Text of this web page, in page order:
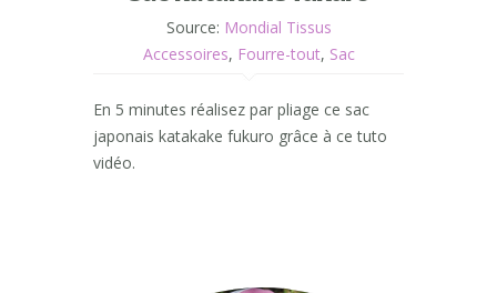
Source: Mondial Tissus
Accessoires, Fourre-tout, Sac
En 5 minutes réalisez par pliage ce sac
japonais katakake fukuro grâce à ce tuto
vidéo.